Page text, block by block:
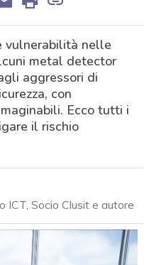
vulnerabilità nelle
metal detector
aggressori di
con
Ecco tutti i
il rischio
ICT, Socio Clusit e autore